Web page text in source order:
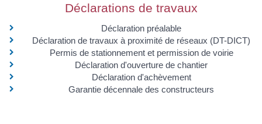
Déclarations de travaux
Déclaration préalable
Déclaration de travaux à proximité de réseaux (DT-DICT)
Permis de stationnement et permission de voirie
Déclaration d'ouverture de chantier
Déclaration d'achèvement
Garantie décennale des constructeurs